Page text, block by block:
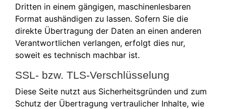
Dritten in einem gängigen, maschinenlesbaren
Format aushändigen zu lassen. Sofern Sie die
direkte Übertragung der Daten an einen anderen
Verantwortlichen verlangen, erfolgt dies nur,
soweit es technisch machbar ist.
SSL- bzw. TLS-Verschlüsselung
Diese Seite nutzt aus Sicherheitsgründen und zum
Schutz der Übertragung vertraulicher Inhalte, wie